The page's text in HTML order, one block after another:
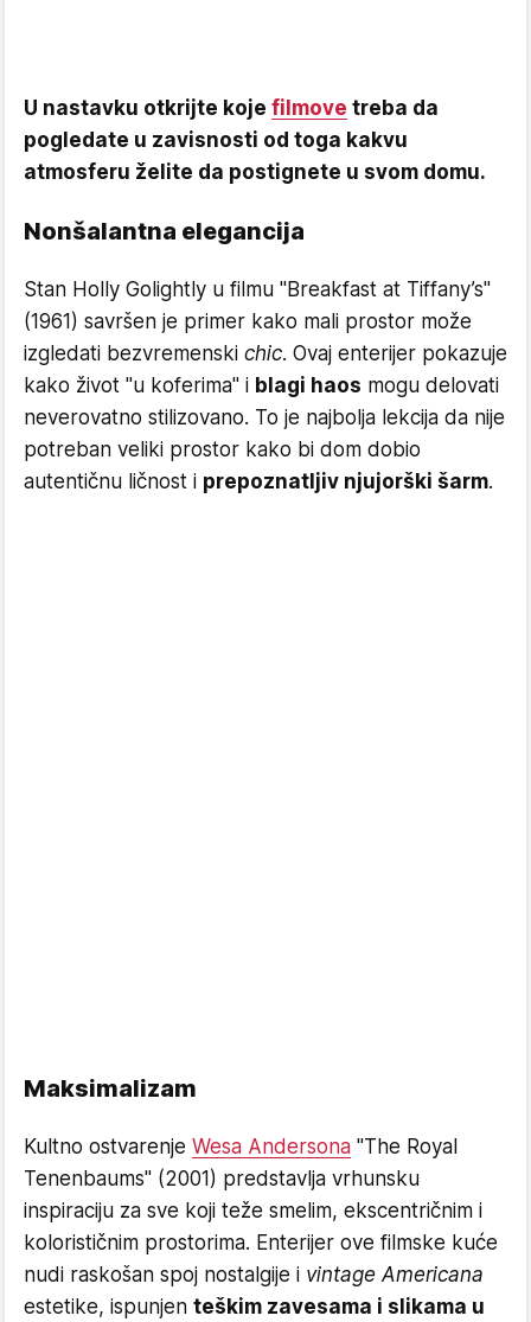
U nastavku otkrijte koje filmove treba da
pogledate u zavisnosti od toga kakvu
atmosferu želite da postignete u svom domu.
Nonšalantna elegancija
Stan Holly Golightly u filmu "Breakfast at Tiffany’s"
(1961) savršen je primer kako mali prostor može
izgledati bezvremenski chic. Ovaj enterijer pokazuje
kako život "u koferima" i blagi haos mogu delovati
neverovatno stilizovano. To je najbolja lekcija da nije
potreban veliki prostor kako bi dom dobio
autentičnu ličnost i prepoznatljiv njujorški šarm.
Maksimalizam
Kultno ostvarenje Wesa Andersona "The Royal
Tenenbaums" (2001) predstavlja vrhunsku
inspiraciju za sve koji teže smelim, ekscentričnim i
kolorističnim prostorima. Enterijer ove filmske kuće
nudi raskošan spoj nostalgije i vintage Americana
estetike, ispunjen teškim zavesama i slikama u